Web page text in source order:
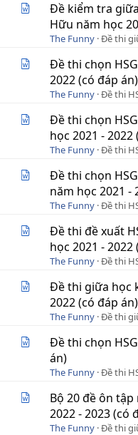
Đề kiểm tra giữa
Hữu năm học
The Funny Đề thi
Đề thi chọn
2022 (có đáp án)
The Funny Đề thi
Đề thi chọn
học 2021 - 2022
The Funny Đề thi
Đề thi chọn
năm học 2021 -
The Funny Đề thi
Đề thi đề xuất
học 2021 - 2022
The Funny Đề thi
Đề thi giữa học
2022 (có đáp án)
The Funny Đề thi
Đề thi chọn
án)
The Funny Đề thi
Bộ 20 đề ôn
2022 - 2023 (có
The Funny Đề thi